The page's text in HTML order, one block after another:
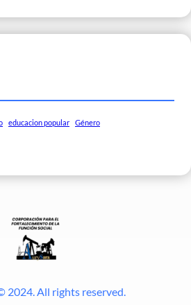
educacion popular
Género
2024. All rights reserved.